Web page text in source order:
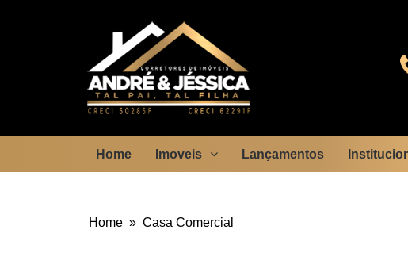
Home Imoveis Lançamentos
Home » Casa Comercial